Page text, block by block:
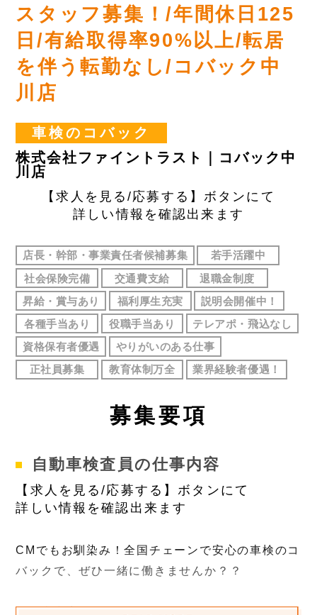
スタッフ募集！/年間休日125
日/有給取得率90%以上/転居
を伴う転勤なし/コバック中
川店
車検のコバック
株式会社ファイントラスト｜コバック中
川店
【求人を見る/応募する】ボタンにて
詳しい情報を確認出来ます
店長・幹部・事業責任者候補募集
若手活躍中
社会保険完備
交通費支給
退職金制度
昇給・賞与あり
福利厚生充実
説明会開催中！
各種手当あり
役職手当あり
テレアポ・飛込なし
資格保有者優遇
やりがいのある仕事
正社員募集
教育体制万全 業界経験者優遇！
募集要項
自動車検査員の仕事内容
【求人を見る/応募する】ボタンにて
詳しい情報を確認出来ます
CMでもお馴染み！全国チェーンで安心の車検のコ
バックで、ぜひ一緒に働きませんか？？
『仕事内容』